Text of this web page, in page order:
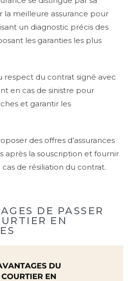
la meilleure assurance pour
un diagnostic précis des
les garanties les plus
respect du contrat signé avec
en cas de sinistre pour
et garantir les
des offres d’assurances
après la souscription et fournir
cas de résiliation du contrat.
DE PASSER
EN